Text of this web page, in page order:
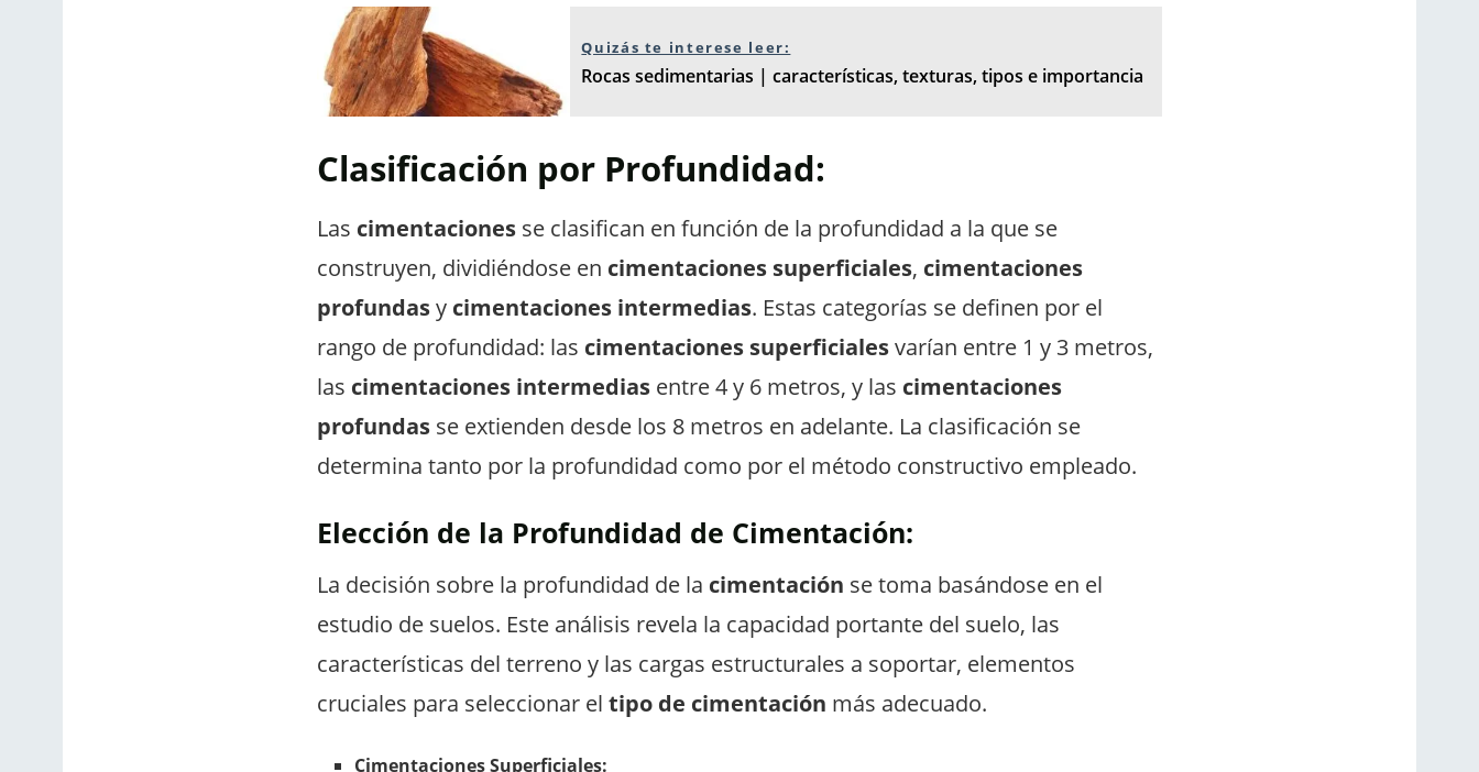
Quizás te interese leer:
Rocas sedimentarias | características, texturas, tipos e importancia
Clasificación por Profundidad:
Las cimentaciones se clasifican en función de la profundidad a la que se
construyen, dividiéndose en cimentaciones superficiales, cimentaciones
profundasy cimentaciones intermedias. Estas categorías se definen por el
rango de profundidad: las cimentaciones superficialesvarían entre 1 y 3 metros,
las cimentaciones intermedias entre 4 y 6 metros, y las cimentaciones
profundas se extienden desde los 8 metros en adelante. La clasificación se
determina tanto por la profundidad como por el método constructivo empleado.
Elección de la Profundidad de Cimentación:
La decisión sobre la profundidad de la cimentación se toma basándose en el
estudio de suelos. Este análisis revela la capacidad portante del suelo, las
características del terreno y las cargas estructurales a soportar, elementos
cruciales para seleccionar el tipo de cimentación más adecuado.
Cimentaciones Superficiales: